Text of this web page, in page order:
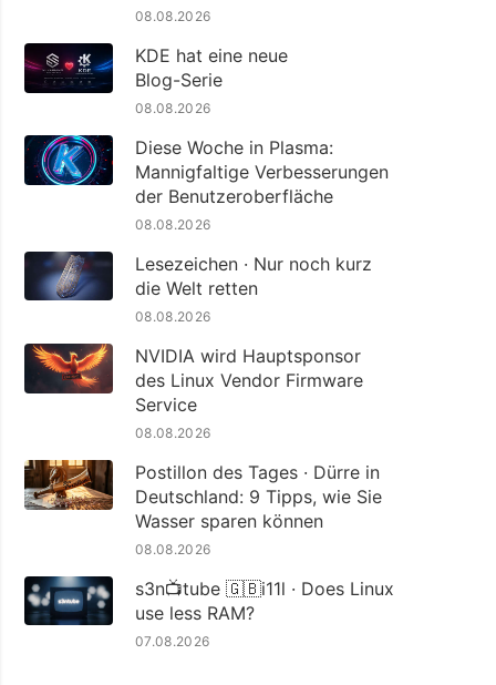
08.08.2026
KDE hat eine neue
Blog-Serie
08.08.2026
Diese Woche in Plasma:
Mannigfaltige Verbesserungen
der Benutzeroberfläche
08.08.2026
Lesezeichen · Nur noch kurz
die Welt retten
08.08.2026
NVIDIA wird Hauptsponsor
des Linux Vendor Firmware
Service
08.08.2026
Postillon des Tages · Dürre in
Deutschland: 9 Tipps, wie Sie
Wasser sparen können
08.08.2026
s3n📺tube 🇬🇧i11l · Does Linux
use less RAM?
07.08.2026